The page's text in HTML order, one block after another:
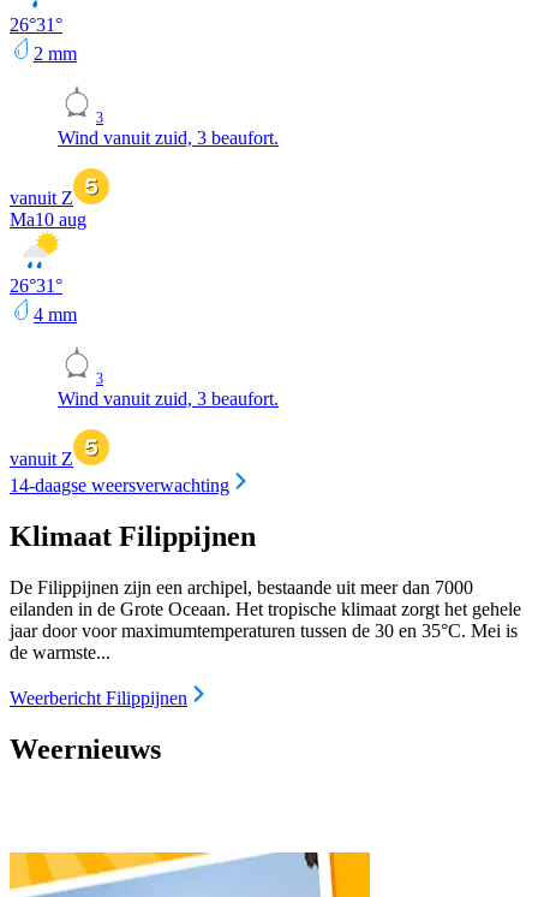
26°31°
2 mm
3
Wind vanuit zuid, 3 beaufort.
vanuit Z
Ma10 aug
26°31°
4 mm
3
Wind vanuit zuid, 3 beaufort.
vanuit Z
14-daagse weersverwachting
Klimaat Filippijnen
De Filippijnen zijn een archipel, bestaande uit meer dan 7000
eilanden in de Grote Oceaan. Het tropische klimaat zorgt het gehele
jaar door voor maximumtemperaturen tussen de 30 en 35°C. Mei is
de warmste...
Weerbericht Filippijnen
Weernieuws